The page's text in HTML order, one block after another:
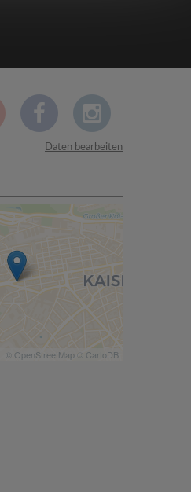
Daten bearbeiten
| © OpenStreetMap © CartoDB